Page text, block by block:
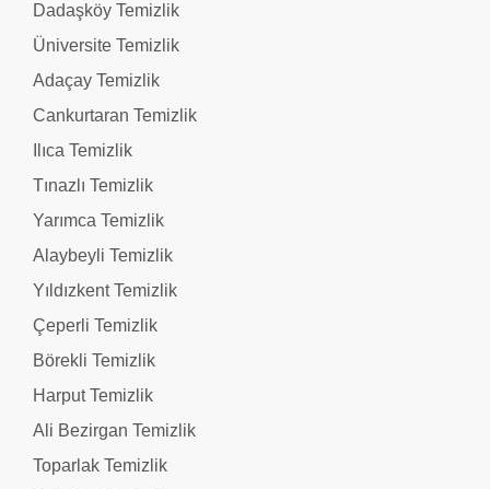
Dadaşköy Temizlik
Üniversite Temizlik
Adaçay Temizlik
Cankurtaran Temizlik
Ilıca Temizlik
Tınazlı Temizlik
Yarımca Temizlik
Alaybeyli Temizlik
Yıldızkent Temizlik
Çeperli Temizlik
Börekli Temizlik
Harput Temizlik
Ali Bezirgan Temizlik
Toparlak Temizlik